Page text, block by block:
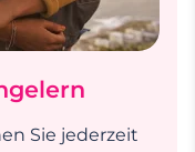
Sie jederzeit